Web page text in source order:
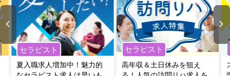
セラピスト
夏入職求人増加中！魅力的
セラピスト
高年収＆土日休みを狙え